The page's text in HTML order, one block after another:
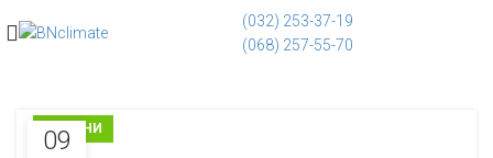
(032) 253-37-19
(068) 257-55-70
09
НОВИНИ